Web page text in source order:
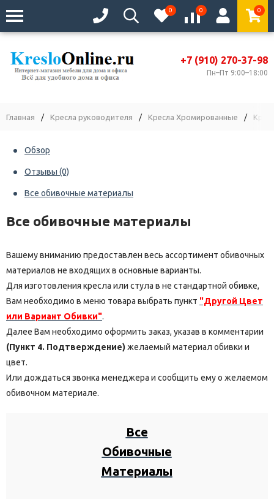
0 0 0
+7 (910) 270-37-98
Пн–Пт 9:00–18:00
Главная / Кресла руководителя / Кресла Хромированные /
Обзор
Отзывы (0)
Все обивочные материалы
Все обивочные материалы
Вашему вниманию предоставлен весь ассортимент обивочных
материалов не входящих в основные варианты.
Для изготовления кресла или стула в не стандартной обивке,
Вам необходимо в меню товара выбрать пункт "Другой Цвет
или Вариант Обивки".
Далее Вам необходимо оформить заказ, указав в комментарии
(Пункт 4. Подтверждение) желаемый материал обивки и
цвет.
Или дождаться звонка менеджера и сообщить ему о желаемом
обивочном материале.
Все
Обивочные
Материалы